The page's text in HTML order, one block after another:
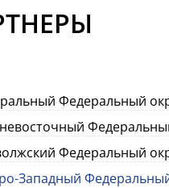
Федеральный
Федеральный
Западный